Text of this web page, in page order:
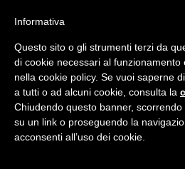
Informativa
Questo sito o gli strumenti terzi da
di cookie necessari al
nella cookie policy. Se vuoi saperne
a tutti o ad alcuni cookie, consulta la
Chiudendo questo banner,
su un link o proseguendo la
acconsenti all’uso dei cookie.